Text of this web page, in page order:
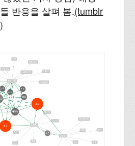
반응을 살펴 봄.(tumblr